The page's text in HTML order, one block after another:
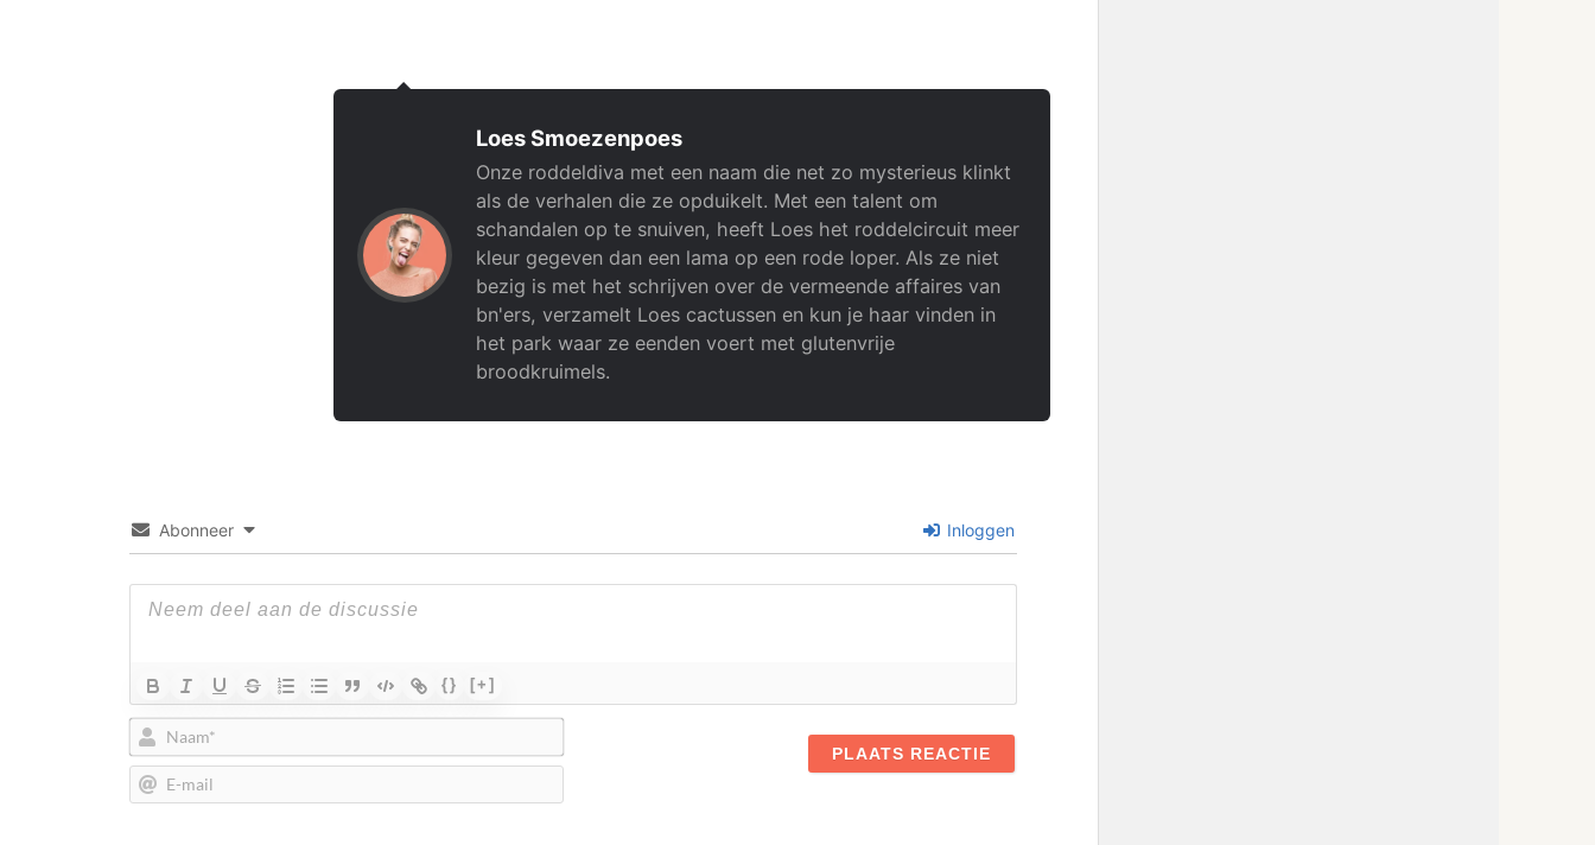
Loes Smoezenpoes
Onze roddeldiva met een naam die net zo mysterieus klinkt
als de verhalen die ze opduikelt. Met een talent om
schandalen op te snuiven, heeft Loes het roddelcircuit meer
kleur gegeven dan een lama op een rode loper. Als ze niet
bezig is met het schrijven over de vermeende affaires van
bn'ers, verzamelt Loes cactussen en kun je haar vinden in
het park waar ze eenden voert met glutenvrije
broodkruimels.
Abonneer Inloggen
{} [+]
Naam*
mail